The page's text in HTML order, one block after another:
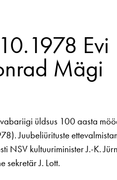
Evi
Mägi
üldsus 100 aasta
Juubeliürituste
NSV kultuuriminister J.-K.
sekretär J. Lott.